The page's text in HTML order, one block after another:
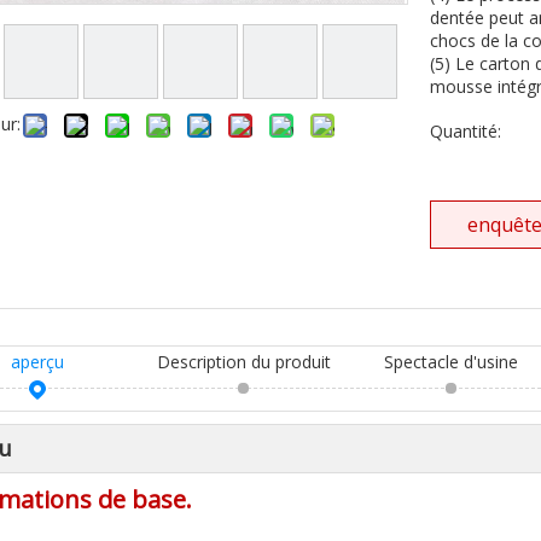
dentée peut
chocs de la
(5) Le carton
mousse
Quantité:
enquête
aperçu Description du produit Spectacle d'usine
de base.